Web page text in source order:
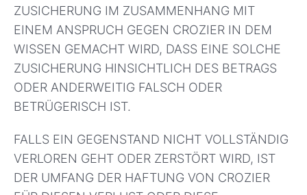
ZUSICHERUNG IM ZUSAMMENHANG MIT
EINEM ANSPRUCH GEGEN CROZIER IN DEM
WISSEN GEMACHT WIRD, DASS EINE SOLCHE
ZUSICHERUNG HINSICHTLICH DES BETRAGS
ODER ANDERWEITIG FALSCH ODER
BETRÜGERISCH IST.
FALLS EIN GEGENSTAND NICHT VOLLSTÄNDIG
VERLOREN GEHT ODER ZERSTÖRT WIRD, IST
DER UMFANG DER HAFTUNG VON CROZIER